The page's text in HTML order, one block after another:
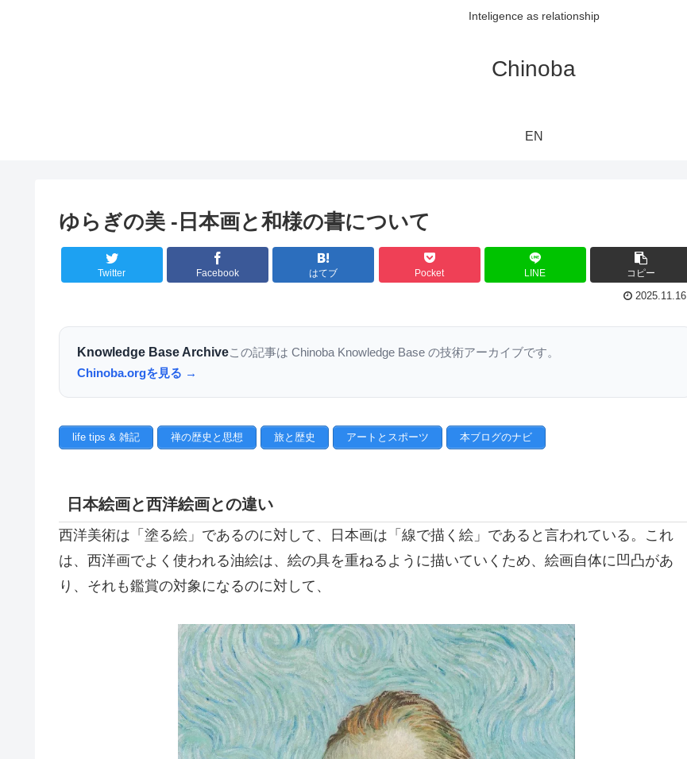
Inteligence as relationship
Chinoba
EN
ゆらぎの美 -日本画と和様の書について
Twitter Facebook はてブ Pocket LINE コピー
2025.11.16
Knowledge Base Archiveこの記事は Chinoba Knowledge Base の技術アーカイブです。
Chinoba.orgを見る →
life tips & 雑記 禅の歴史と思想 旅と歴史 アートとスポーツ 本ブログのナビ
日本絵画と西洋絵画との違い
西洋美術は「塗る絵」であるのに対して、日本画は「線で描く絵」であると言われている。これ
は、西洋画でよく使われる油絵は、絵の具を重ねるように描いていくため、絵画自体に凹凸があ
り、それも鑑賞の対象になるのに対して、